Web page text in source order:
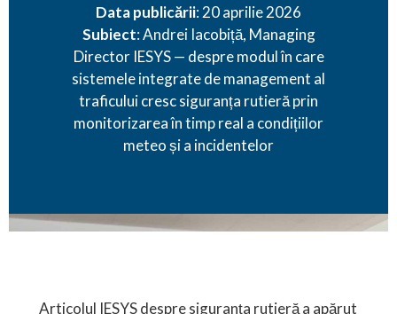
Data publicării: 20 aprilie 2026
Subiect: Andrei Iacobiță, Managing
Director IESYS — despre modul în care
sistemele integrate de management al
traficului cresc siguranța rutieră prin
monitorizarea în timp real a condițiilor
meteo și a incidentelor
Articolul IESYS despre siguranța rutieră a apărut